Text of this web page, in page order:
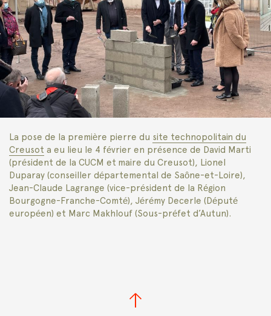
La pose de la première pierre du site technopolitain du
Creusot a eu lieu le 4 février en présence de David Marti
(président de la CUCM et maire du Creusot), Lionel
Duparay (conseiller départemental de Saône-et-Loire),
Jean-Claude Lagrange (vice-président de la Région
Bourgogne-Franche-Comté), Jérémy Decerle (Député
européen) et Marc Makhlouf (Sous-préfet d’Autun).